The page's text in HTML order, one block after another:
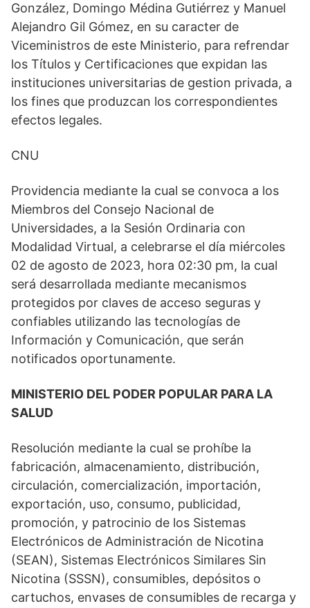
González, Domingo Médina Gutiérrez y Manuel
Alejandro Gil Gómez, en su caracter de
Viceministros de este Ministerio, para refrendar
los Títulos y Certificaciones que expidan las
instituciones universitarias de gestion privada, a
los fines que produzcan los correspondientes
efectos legales.
CNU
Providencia mediante la cual se convoca a los
Miembros del Consejo Nacional de
Universidades, a la Sesión Ordinaria con
Modalidad Virtual, a celebrarse el día miércoles
02 de agosto de 2023, hora 02:30 pm, la cual
será desarrollada mediante mecanismos
protegidos por claves de acceso seguras y
confiables utilizando las tecnologías de
Información y Comunicación, que serán
notificados oportunamente.
MINISTERIO DEL PODER POPULAR PARA LA
SALUD
Resolución mediante la cual se prohíbe la
fabricación, almacenamiento, distribución,
circulación, comercialización, importación,
exportación, uso, consumo, publicidad,
promoción, y patrocinio de los Sistemas
Electrónicos de Administración de Nicotina
(SEAN), Sistemas Electrónicos Similares Sin
Nicotina (SSSN), consumibles, depósitos o
cartuchos, envases de consumibles de recarga y